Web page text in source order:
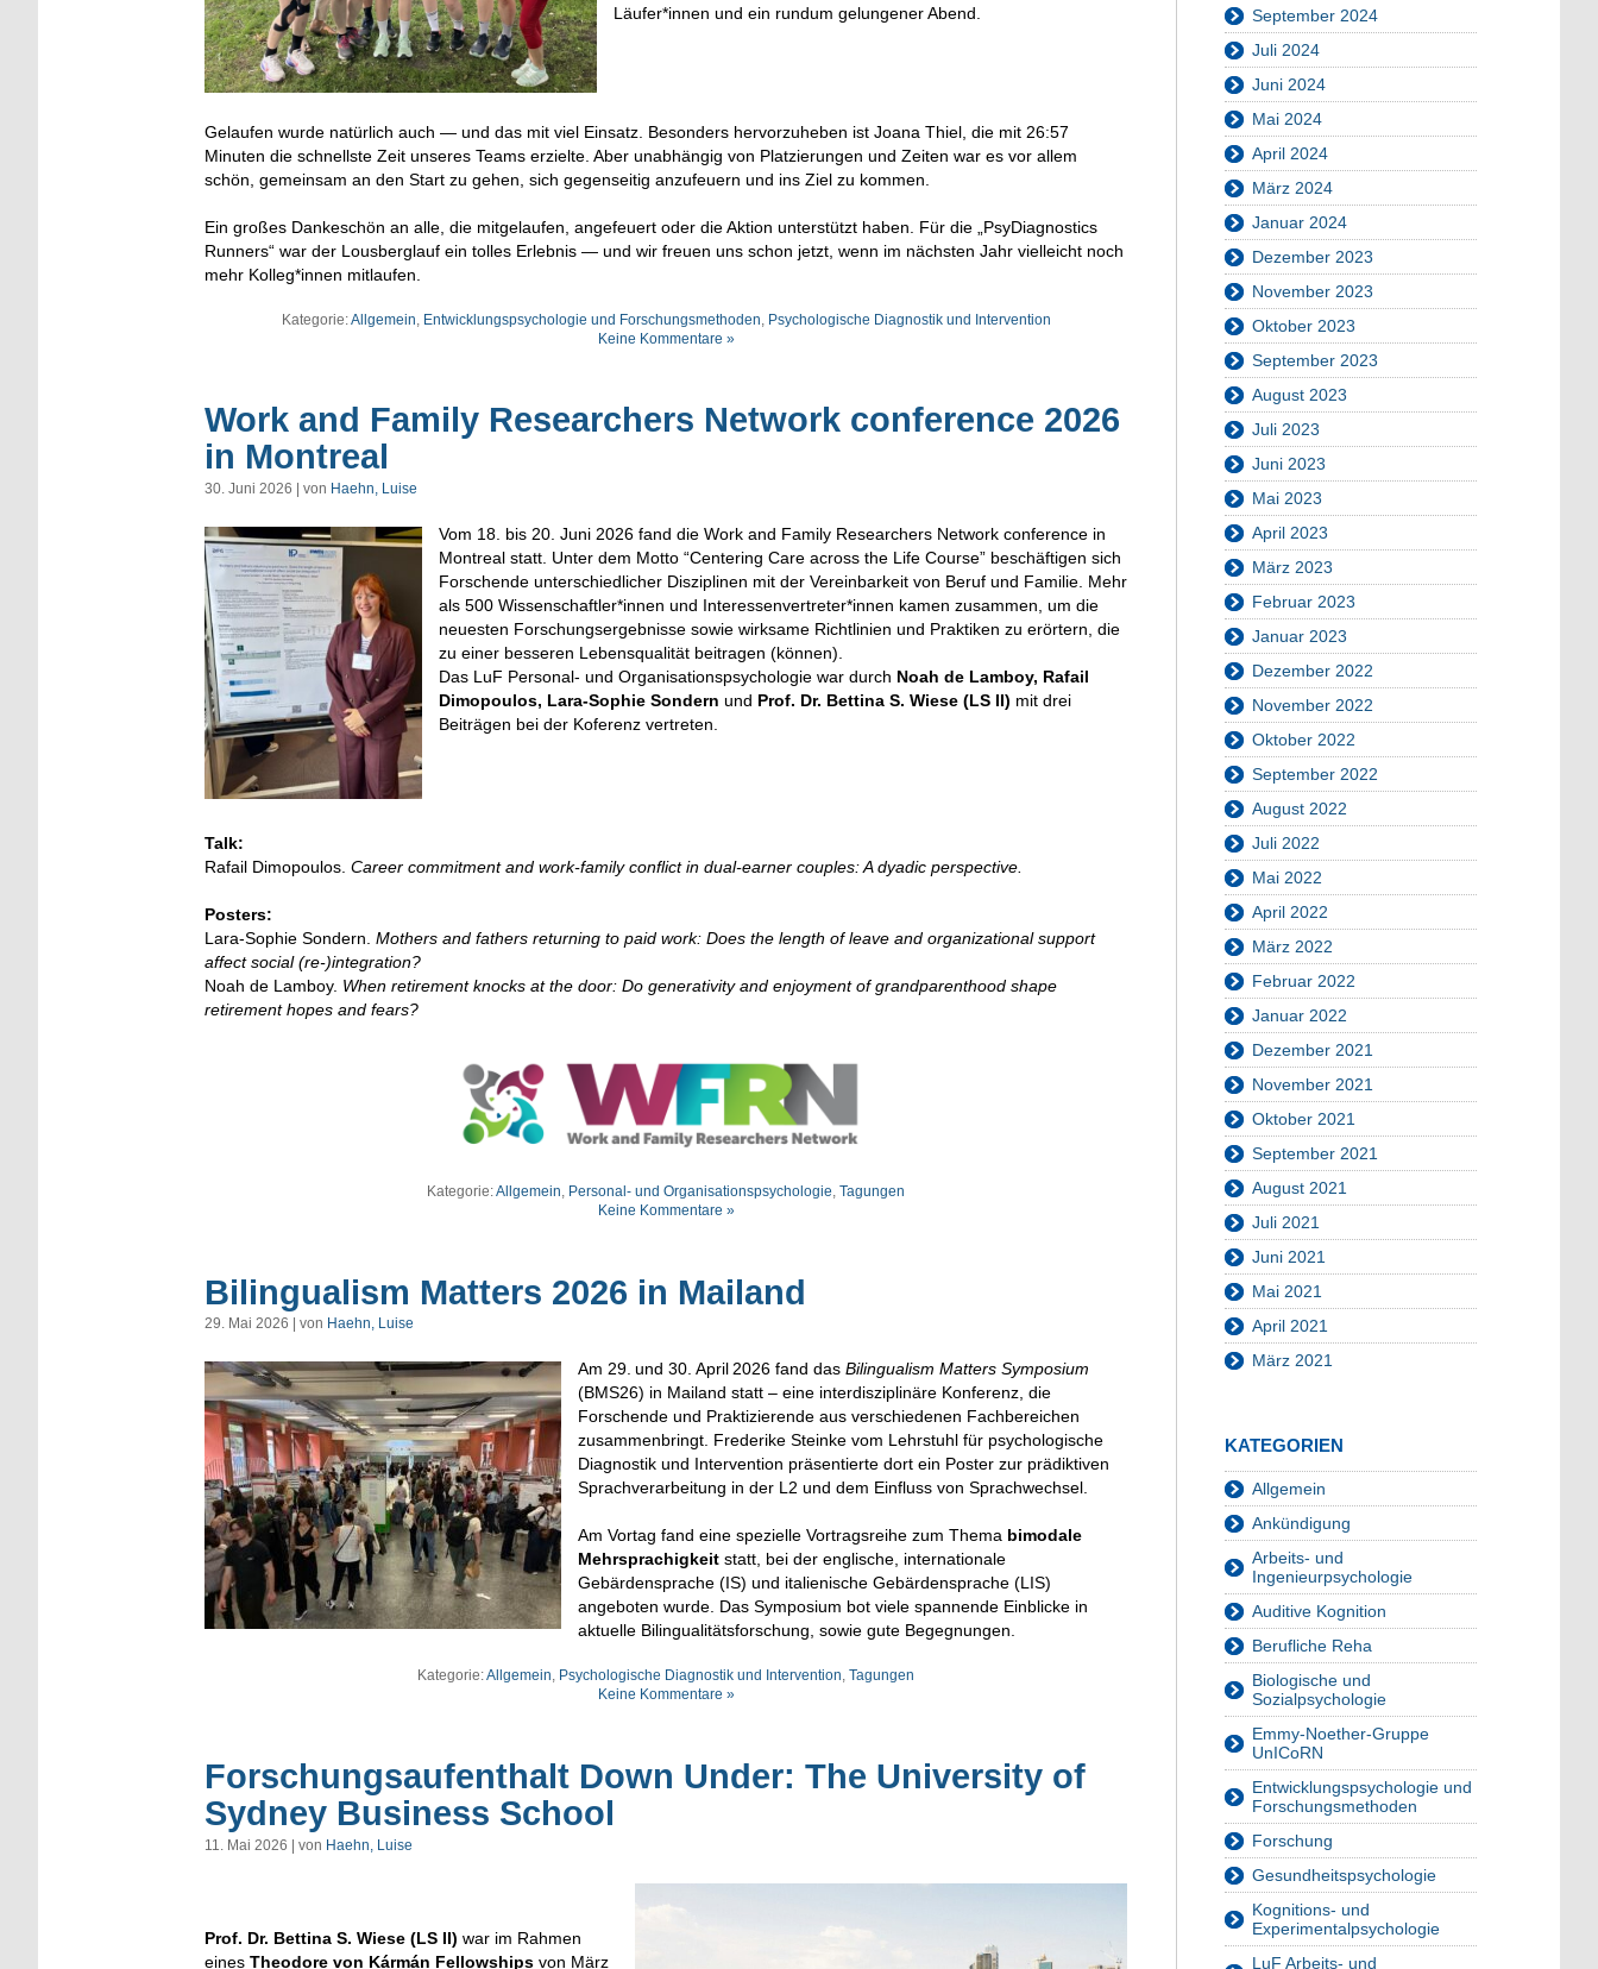
Läufer*innen und ein rundum gelungener Abend.
Gelaufen wurde natürlich auch — und das mit viel Einsatz. Besonders hervorzuheben ist Joana Thiel, die mit 26:57
Minuten die schnellste Zeit unseres Teams erzielte. Aber unabhängig von Platzierungen und Zeiten war es vor allem
schön, gemeinsam an den Start zu gehen, sich gegenseitig anzufeuern und ins Ziel zu kommen.
Ein großes Dankeschön an alle, die mitgelaufen, angefeuert oder die Aktion unterstützt haben. Für die „PsyDiagnostics
Runners“ war der Lousberglauf ein tolles Erlebnis — und wir freuen uns schon jetzt, wenn im nächsten Jahr vielleicht noch
mehr Kolleg*innen mitlaufen.
Kategorie:Allgemein Entwicklungspsychologie und Forschungsmethoden Psychologische Diagnostik und Intervention
Keine Kommentare »
Work and Family Researchers Network conference 2026
in Montreal
30. Juni 2026 | von Haehn, Luise
Vom 18. bis 20. Juni 2026 fand die Work and Family Researchers Network conference in
Montreal statt. Unter dem Motto “Centering Care across the Life Course” beschäftigen sich
Forschende unterschiedlicher Disziplinen mit der Vereinbarkeit von Beruf und Familie. Mehr
als 500 Wissenschaftler*innen und Interessenvertreter*innen kamen zusammen, um die
neuesten Forschungsergebnisse sowie wirksame Richtlinien und Praktiken zu erörtern, die
zu einer besseren Lebensqualität beitragen (können).
Das LuF Personal- und Organisationspsychologie war durch Noah de Lamboy, Rafail
Dimopoulos, Lara-Sophie Sondern und Prof. Dr. Bettina S. Wiese (LS II) mit drei
Beiträgen bei der Koferenz vertreten.
Talk:
Rafail Dimopoulos. Career commitment and work-family conflict in dual-earner couples: A dyadic perspective.
Posters:
Lara-Sophie Sondern. Mothers and fathers returning to paid work: Does the length of leave and organizational support
affect social (re-)integration?
Noah de Lamboy. When retirement knocks at the door: Do generativity and enjoyment of grandparenthood shape
retirement hopes and fears?
Kategorie:Allgemein, Personal- und Organisationspsychologie, Tagungen
Keine Kommentare »
Bilingualism Matters 2026 in Mailand
29. Mai 2026 | von Haehn, Luise
Am 29. und 30. April 2026 fand das Bilingualism Matters Symposium
(BMS26) in Mailand statt – eine interdisziplinäre Konferenz, die
Forschende und Praktizierende aus verschiedenen Fachbereichen
zusammenbringt. Frederike Steinke vom Lehrstuhl für psychologische
Diagnostik und Intervention präsentierte dort ein Poster zur prädiktiven
Sprachverarbeitung in der L2 und dem Einfluss von Sprachwechsel.
Am Vortag fand eine spezielle Vortragsreihe zum Thema bimodale
Mehrsprachigkeit statt, bei der englische, internationale
Gebärdensprache (IS) und italienische Gebärdensprache (LIS)
angeboten wurde. Das Symposium bot viele spannende Einblicke in
aktuelle Bilingualitätsforschung, sowie gute Begegnungen.
Kategorie:Allgemein, Psychologische Diagnostik und Intervention, Tagungen
Keine Kommentare »
Forschungsaufenthalt Down Under: The University of
Sydney Business School
11. Mai 2026 | von Haehn, Luise
Prof. Dr. Bettina S. Wiese (LS II) war im Rahmen
eines Theodore von Kármán Fellowships von März
September 2024
Juli 2024
Juni 2024
Mai 2024
April 2024
März 2024
Januar 2024
Dezember 2023
November 2023
Oktober 2023
September 2023
August 2023
Juli 2023
Juni 2023
Mai 2023
April 2023
März 2023
Februar 2023
Januar 2023
Dezember 2022
November 2022
Oktober 2022
September 2022
August 2022
Juli 2022
Mai 2022
April 2022
März 2022
Februar 2022
Januar 2022
Dezember 2021
November 2021
Oktober 2021
September 2021
August 2021
Juli 2021
Juni 2021
Mai 2021
April 2021
März 2021
KATEGORIEN
Allgemein
Ankündigung
Arbeits- und
Ingenieurpsychologie
Auditive Kognition
Berufliche Reha
Biologische und
Sozialpsychologie
Emmy-Noether-Gruppe
UnICoRN
Entwicklungspsychologie und
Forschungsmethoden
Forschung
Gesundheitspsychologie
Kognitions- und
Experimentalpsychologie
LuF Arbeits- und